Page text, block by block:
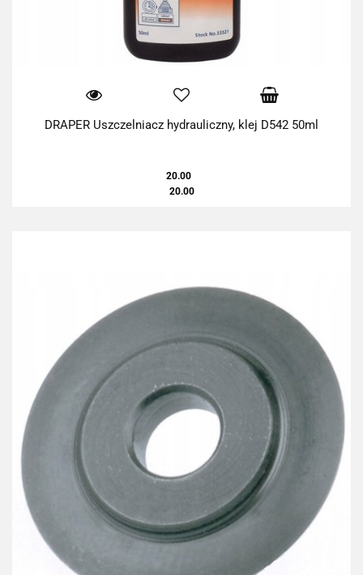
DRAPER Uszczelniacz hydrauliczny, klej D542 50ml
20.00
20.00